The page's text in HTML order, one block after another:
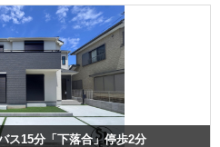
ス15分「下落合」停歩2分